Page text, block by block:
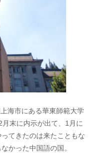
海市にある華東師範大学
末に内示が出て、1月に
てきたのは来たこともな
かった中国語の国。